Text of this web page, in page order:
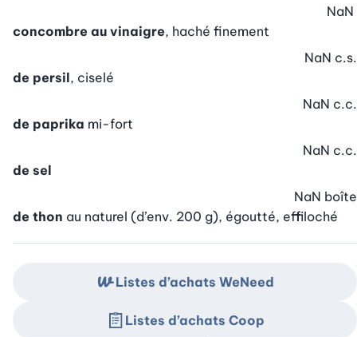
concombre au vinaigre, haché finement
NaN
de persil, ciselé
NaN c.s.
de paprika mi-fort
NaN c.c.
de sel
NaN c.c.
de thon au naturel (d’env. 200 g), égoutté, effiloché
NaN boîte
Listes d’achats WeNeed
Listes d’achats Coop